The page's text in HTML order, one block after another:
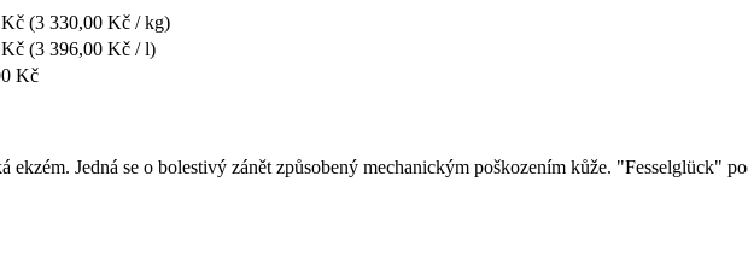
(3 330,00 Kč / kg)
(3 396,00 Kč / l)
Kč
Jedná se o bolestivý zánět způsobený mechanickým poškozením kůže. "Fesselglück"